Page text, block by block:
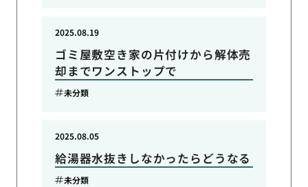
ゴミ屋敷空き家の片付けから解体売
却までワンストップで
2025.08.19
未分類
給湯器水抜きしなかったらどうなる
2025.08.05
未分類